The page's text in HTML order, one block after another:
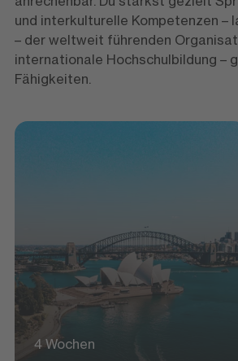
und interkulturelle Kompetenzen –
– der weltweit führenden
internationale Hochschulbildung –
Fähigkeiten.
4 Wochen